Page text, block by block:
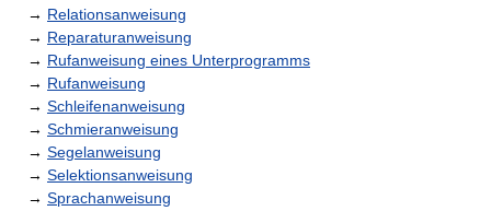
→ Relationsanweisung
→ Reparaturanweisung
→ Rufanweisung eines Unterprogramms
→ Rufanweisung
→ Schleifenanweisung
→ Schmieranweisung
→ Segelanweisung
→ Selektionsanweisung
→ Sprachanweisung